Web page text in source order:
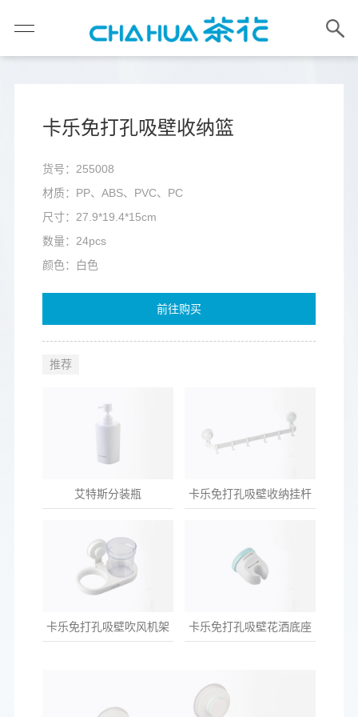
卡乐免打孔吸壁收纳篮
货号：255008
材质：PP、ABS、PVC、PC
尺寸：27.9*19.4*15cm
数量：24pcs
颜色：白色
前往购买
推荐
艾特斯分装瓶 卡乐免打孔吸壁收纳挂杆
卡乐免打孔吸壁吹风机架 卡乐免打孔吸壁花洒底座